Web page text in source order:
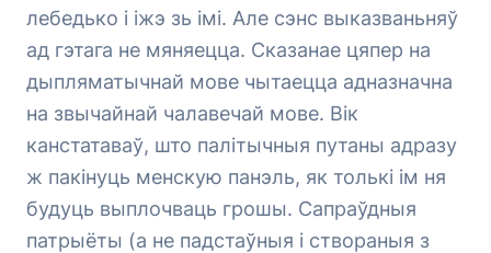
лебедько і іжэ зь імі. Але сэнс выказваньняў
ад гэтага не мяняецца. Сказанае цяпер на
дыпляматычнай мове чытаецца адназначна
на звычайнай чалавечай мове. Вік
канстатаваў, што палітычныя путаны адразу
ж пакінуць менскую панэль, як толькі ім ня
будуць выплочваць грошы. Сапраўдныя
патрыёты (а не падстаўныя і створаныя з